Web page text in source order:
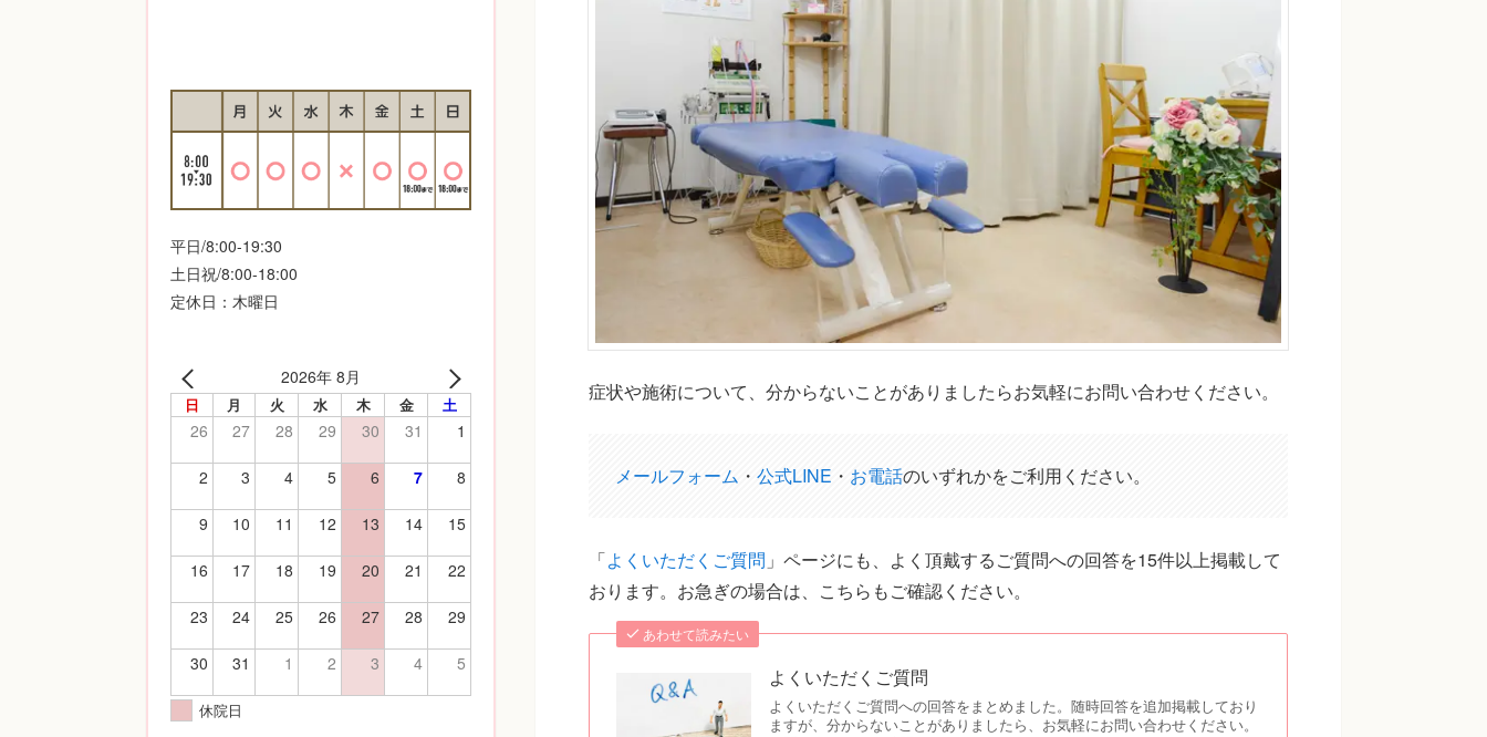
症状や施術について、分からないことがありましたらお気軽にお問い合わせください。
メールフォーム ・ 公式LINE ・ お電話のいずれかをご利用ください。
「よくいただくご質問 」ページにも、よく頂戴するご質問への回答を15件以上掲載して
おります。お急ぎの場合は、こちらもご確認ください。
あわせて読みたい
よくいただくご質問
よくいただくご質問への回答をまとめました。随時回答を追加掲載しており
ますが、分からないことがありましたら、お気軽にお問い合わせください。
平日/8:00-19:30
土日祝/8:00-18:00
定休日：木曜日
2026年 8月
日 月 火 水 木 金 土
26 27 28 29 30 31 1
2 3 4 5 6 7 8
9 10 11 12 13 14 15
16 17 18 19 20 21 22
23 24 25 26 27 28 29
30 31 1 2 3 4 5
休院日